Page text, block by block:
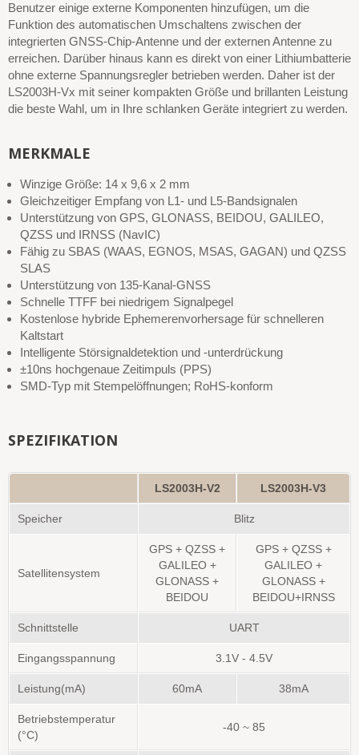
Benutzer einige externe Komponenten hinzufügen, um die
Funktion des automatischen Umschaltens zwischen der
integrierten GNSS-Chip-Antenne und der externen Antenne zu
erreichen. Darüber hinaus kann es direkt von einer Lithiumbatterie
ohne externe Spannungsregler betrieben werden. Daher ist der
LS2003H-Vx mit seiner kompakten Größe und brillanten Leistung
die beste Wahl, um in Ihre schlanken Geräte integriert zu werden.
MERKMALE
Winzige Größe: 14 x 9,6 x 2 mm
Gleichzeitiger Empfang von L1- und L5-Bandsignalen
Unterstützung von GPS, GLONASS, BEIDOU, GALILEO,
QZSS und IRNSS (NavIC)
Fähig zu SBAS (WAAS, EGNOS, MSAS, GAGAN) und QZSS
SLAS
Unterstützung von 135-Kanal-GNSS
Schnelle TTFF bei niedrigem Signalpegel
Kostenlose hybride Ephemerenvorhersage für schnelleren
Kaltstart
Intelligente Störsignaldetektion und -unterdrückung
±10ns hochgenaue Zeitimpuls (PPS)
SMD-Typ mit Stempelöffnungen; RoHS-konform
SPEZIFIKATION
LS2003H-V2 LS2003H-V3
Speicher Blitz
Satellitensystem
GPS + QZSS +
GALILEO +
GLONASS +
BEIDOU
GPS + QZSS +
GALILEO +
GLONASS +
BEIDOU+IRNSS
Schnittstelle UART
Eingangsspannung 3.1V - 4.5V
Leistung(mA) 60mA 38mA
Betriebstemperatur
(°C)
-40 ~ 85